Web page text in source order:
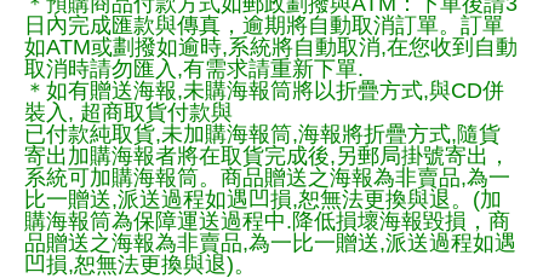
日內完成匯款與傳真，逾期將自動取消訂單。訂單
如ATM或劃撥如逾時,系統將自動取消,在您收到自動
取消時請勿匯入,有需求請重新下單.
＊如有贈送海報,未購海報筒將以折疊方式,與CD併
裝入, 超商取貨付款與
已付款純取貨,未加購海報筒,海報將折疊方式,隨貨
寄出加購海報者將在取貨完成後,另郵局掛號寄出，
系統可加購海報筒。商品贈送之海報為非賣品,為一
比一贈送,派送過程如遇凹損,恕無法更換與退。(加
購海報筒為保障運送過程中.降低損壞海報毀損，商
品贈送之海報為非賣品,為一比一贈送,派送過程如遇
凹損,恕無法更換與退)。